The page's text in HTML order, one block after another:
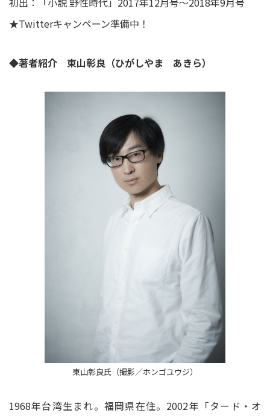
★Twitterキャンペーン準備中！
◆著者紹介 東山彰良（ひがしやま あきら）
東山彰良氏（撮影／ホンゴユウジ）
1968年台湾生まれ。福岡県在住。2002年「タード・オ